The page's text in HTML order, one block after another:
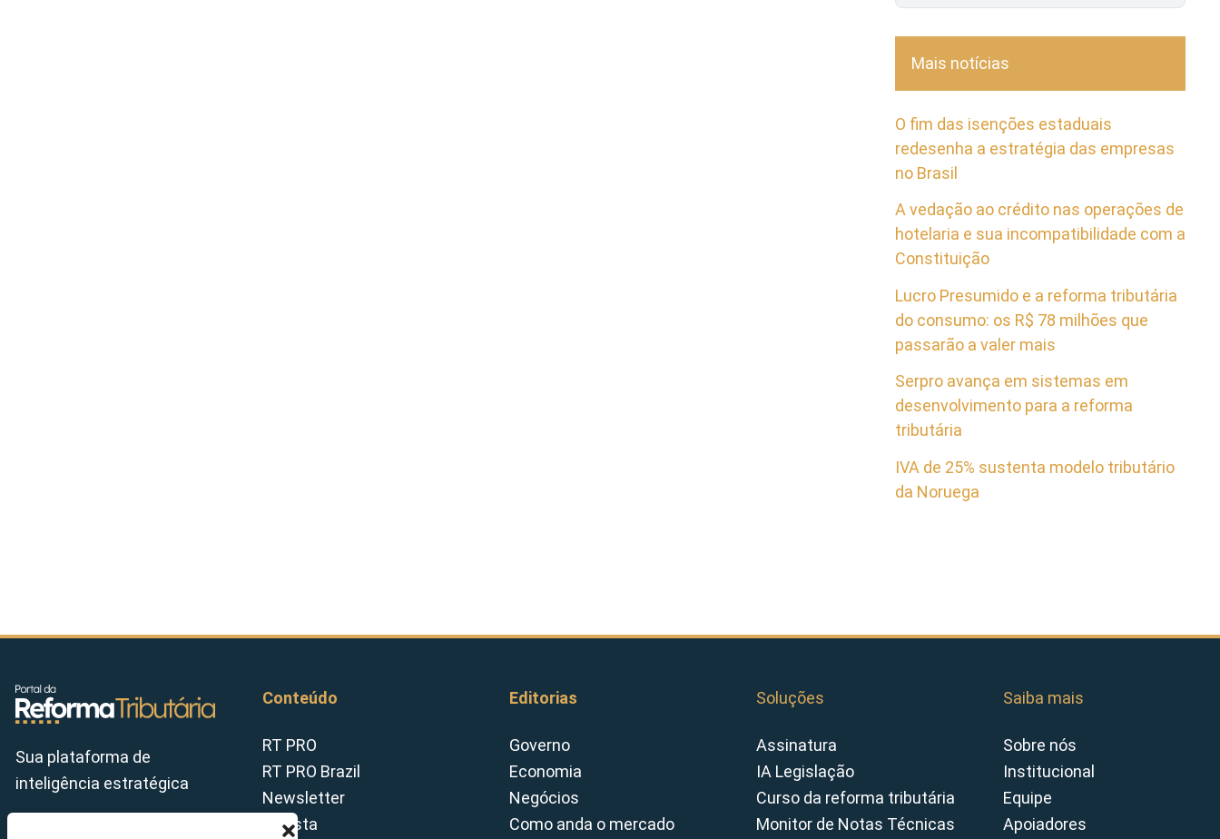
Mais notícias
O fim das isenções estaduais
redesenha a estratégia das empresas
no Brasil
A vedação ao crédito nas operações de
hotelaria e sua incompatibilidade com a
Constituição
Lucro Presumido e a reforma tributária
do consumo: os R$ 78 milhões que
passarão a valer mais
Serpro avança em sistemas em
desenvolvimento para a reforma
tributária
IVA de 25% sustenta modelo tributário
da Noruega
Sua plataforma de
inteligência estratégica
Conteúdo
RT PRO
RT PRO Brazil
Newsletter
Revista
Editorias
Governo
Economia
Negócios
Como anda o mercado
Soluções
Assinatura
IA Legislação
Curso da reforma tributária
Monitor de Notas Técnicas
Saiba mais
Sobre nós
Institucional
Equipe
Apoiadores